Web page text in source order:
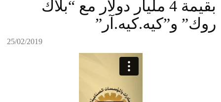
بقيمة 4 مليار دولار مع “بلاك
روك” و”كيه.كيه.آر”
25/02/2019